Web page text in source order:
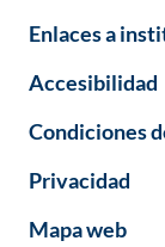
Enlaces a
Accesibilidad
Condiciones
Privacidad
Mapa web